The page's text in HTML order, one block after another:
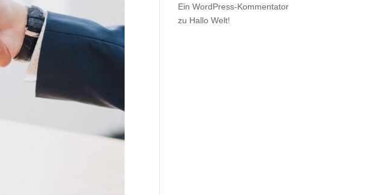
Ein WordPress-Kommentator
zu Hallo Welt!